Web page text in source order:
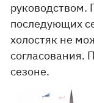
руководством.
последующих
холостяк не
согласования.
сезоне.